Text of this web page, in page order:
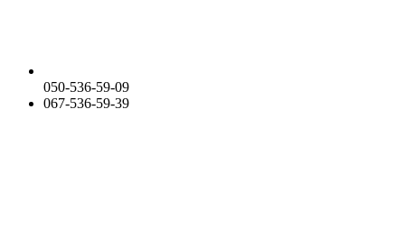
050-536-59-09
067-536-59-39